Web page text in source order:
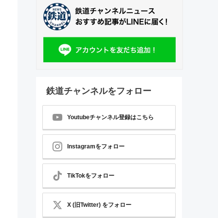
鉄道チャンネルをフォロー
Youtubeチャンネル登録はこちら
Instagramをフォロー
TikTokをフォロー
X (旧Twitter) をフォロー